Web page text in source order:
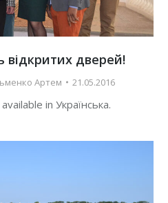
відкритих дверей!
Артем 21.05.2016
in Українська.